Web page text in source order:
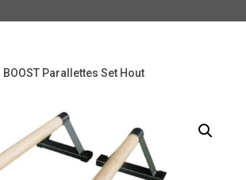
BOOST Parallettes Set Hout